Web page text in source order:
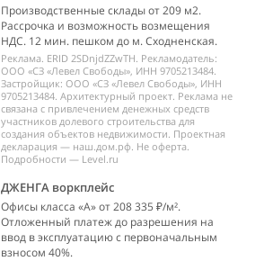
Производственные склады от 209 м2.
Рассрочка и возможность возмещения
НДС. 12 мин. пешком до м. Сходненская.
Реклама. ERID 2SDnjdZZwTH. Рекламодатель:
ООО «СЗ «Левел Свободы», ИНН 9705213484.
Застройщик: ООО «СЗ «Левел Свободы», ИНН
9705213484. Архитектурный проект. Реклама не
связана с привлечением денежных средств
участников долевого строительства для
создания объектов недвижимости. Проектная
декларация — наш.дом.рф. Не оферта.
Подробности — Level.ru
ДЖЕНГА воркплейс
Офисы класса «А» от 208 335 ₽/м².
Отложенный платеж до разрешения на
ввод в эксплуатацию с первоначальным
взносом 40%.